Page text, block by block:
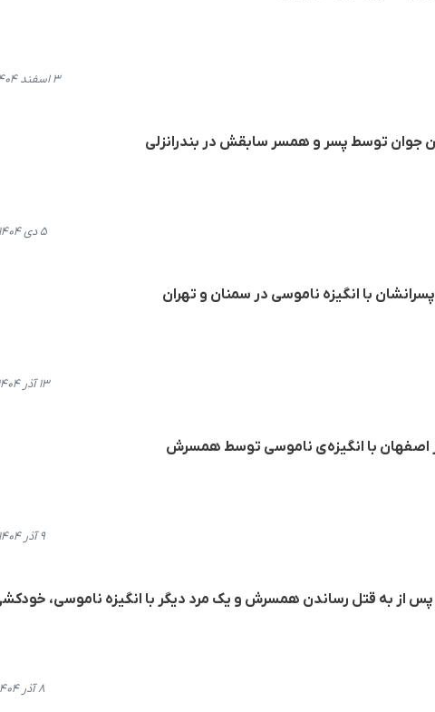
۳ اسفند ۱۴۰۴، ۱۴:۰۲
جوان توسط پسر و همسر سابقش در بندرانزلی
۵ دی ۱۴۰۴، ۱۳:۴۴
با انگیزە ناموسی در سمنان و تهران
۱۳ آذر ۱۴۰۴، ۱۸:۳۴
اصفهان با انگیزه‌ی ناموسی توسط همسرش
۹ آذر ۱۴۰۴، ۱۴:۴۵
از بە قتل رساندن همسرش و یک مرد دیگر با انگیزه ناموسی،
۸ آذر ۱۴۰۴، ۱۴:۲۳